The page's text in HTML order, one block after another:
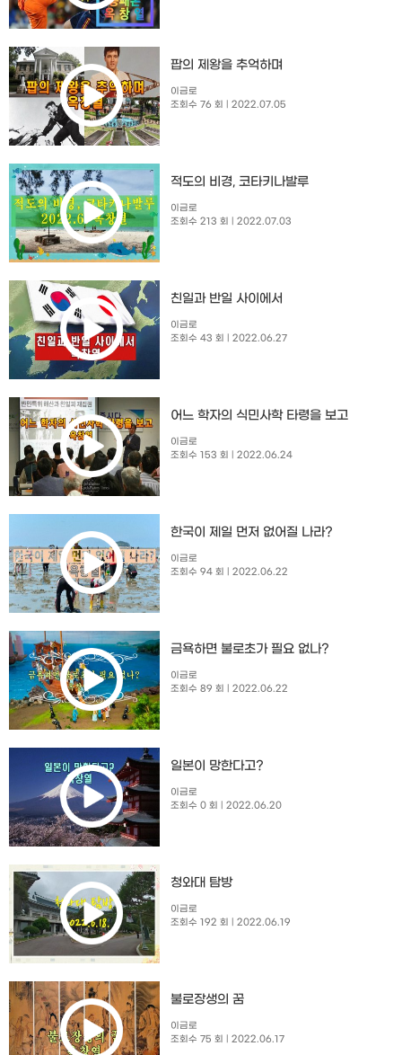
팝의 제왕을 추억하며
이금로
조회수 76 회
| 2022.07.05
적도의 비경, 코타키나발루
이금로
조회수 213 회
| 2022.07.03
친일과 반일 사이에서
이금로
조회수 43 회
| 2022.06.27
어느 학자의 식민사학 타령을 보고
이금로
조회수 153 회
| 2022.06.24
한국이 제일 먼저 없어질 나라?
이금로
조회수 94 회
| 2022.06.22
금욕하면 불로초가 필요 없나?
이금로
조회수 89 회
| 2022.06.22
일본이 망한다고?
이금로
조회수 0 회
| 2022.06.20
청와대 탐방
이금로
조회수 192 회
| 2022.06.19
불로장생의 꿈
이금로
조회수 75 회
| 2022.06.17